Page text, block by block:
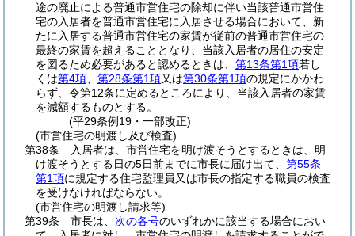
途の廃止による普通市営住宅の除却に伴い当該普通市営住
宅の入居者を普通市営住宅に入居させる場合において、新
たに入居する普通市営住宅の家賃が従前の普通市営住宅の
最終の家賃を超えることとなり、当該入居者の居住の安定
を図るため必要があると認めるときは、 第13条第1項若し
くは第4項 第28条第1項又は第30条第1項の規定にかかわ
らず、令第12条に定めるところにより、当該入居者の家賃
を減額するものとする。
(平29条例19・一部改正)
(市営住宅の明渡し及び検査)
第38条
入居者は、市営住宅を明け渡そうとするときは、明
け渡そうとする日の5日前までに市長に届け出て、 第55条
第1項に規定する住宅監理員又は市長の指定する職員の検査
を受けなければならない。
(市営住宅の明渡し請求等)
第39条
市長は、 次の各号のいずれかに該当する場合におい